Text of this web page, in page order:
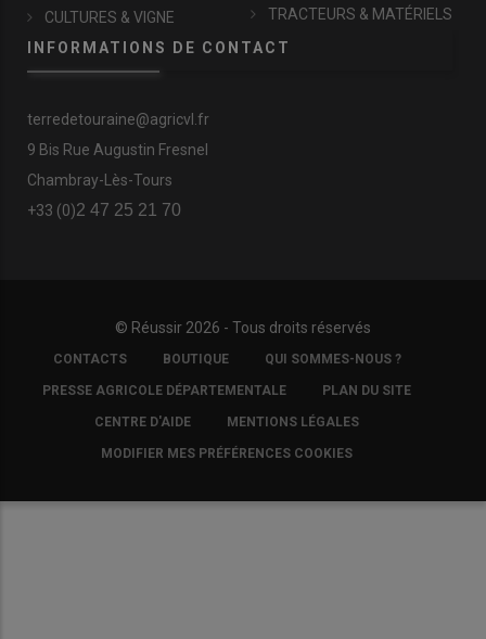
CULTURES & VIGNE
TRACTEURS & MATÉRIELS
INFORMATIONS DE CONTACT
terredetouraine@agricvl.fr
9 Bis Rue Augustin Fresnel
Chambray-Lès-Tours
+33 (0)2 47 25 21 70
© Réussir 2026 - Tous droits réservés
FOOTER
COPYRIGHT
CONTACTS BOUTIQUE QUI SOMMES-NOUS ?
PRESSE AGRICOLE DÉPARTEMENTALE PLAN DU SITE
CENTRE D'AIDE MENTIONS LÉGALES
MODIFIER MES PRÉFÉRENCES COOKIES